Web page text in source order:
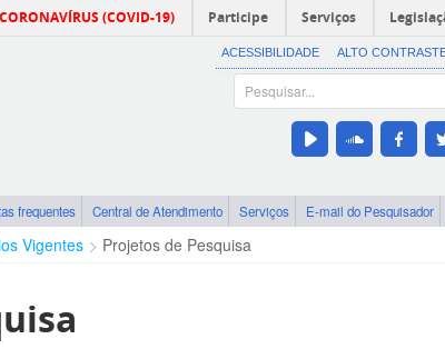
CORONAVÍRUS (COVID-19) Participe Serviços
ACESSIBILIDADE ALTO
frequentes Central de Atendimento Serviços E-mail do Pesquisador
Vigentes Projetos de Pesquisa